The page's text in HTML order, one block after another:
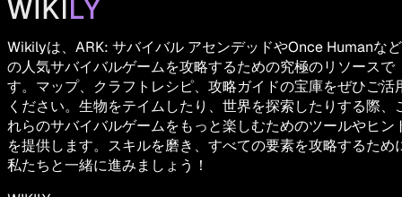
Wikilyは、ARK: サバイバル アセンデッドやOnce Humanなど
の人気サバイバルゲームを攻略するための究極のリソースで
す。マップ、クラフトレシピ、攻略ガイドの宝庫をぜひご活
ください。生物をテイムしたり、世界を探索したりする際、
れらのサバイバルゲームをもっと楽しむためのツールやヒン
を提供します。スキルを磨き、すべての要素を攻略するため
私たちと一緒に進みましょう！